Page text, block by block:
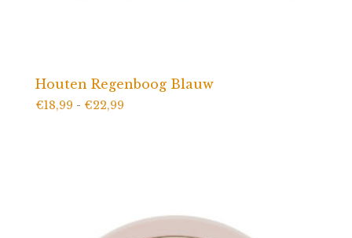
Houten Regenboog Blauw
€18,99 - €22,99Prijsklasse: